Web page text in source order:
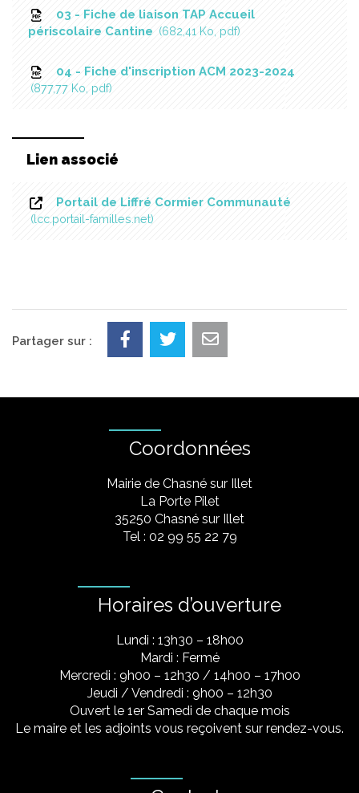
03 - Fiche de liaison TAP Accueil
périscolaire Cantine
682,41 Ko, pdf
04 - Fiche d'inscription ACM 2023-2024
877,77 Ko, pdf
Lien associé
Portail de Liffré Cormier Communauté
lcc.portail-familles.net
Partager sur :
Coordonnées
Mairie de Chasné sur Illet
La Porte Pilet
35250 Chasné sur Illet
Tel : 02 99 55 22 79
Horaires d’ouverture
Lundi : 13h30 – 18h00
Mardi : Fermé
Mercredi : 9h00 – 12h30 / 14h00 – 17h00
Jeudi / Vendredi : 9h00 – 12h30
Ouvert le 1er Samedi de chaque mois
Le maire et les adjoints vous reçoivent sur rendez-vous.